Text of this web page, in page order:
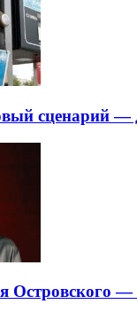
сценарий
Островского